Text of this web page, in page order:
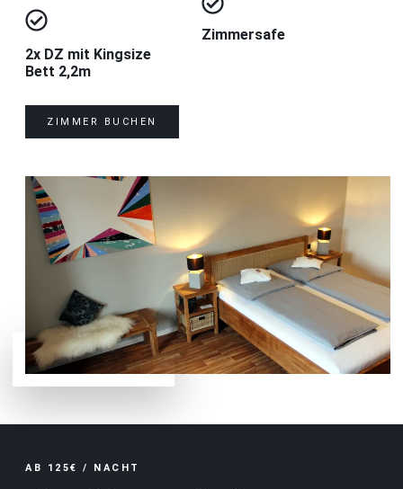
2x DZ mit Kingsize
Bett 2,2m
Zimmersafe
ZIMMER BUCHEN
AB 125€ / NACHT